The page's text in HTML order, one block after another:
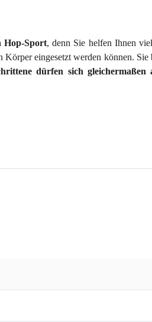
Hop-Sport, denn Sie helfen Ihnen
eingesetzt werden können.
dürfen sich